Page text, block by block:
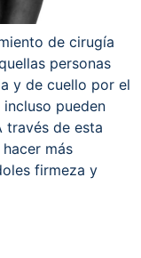
de cirugía
personas
y de cuello por el
pueden
través de esta
más
firmeza y